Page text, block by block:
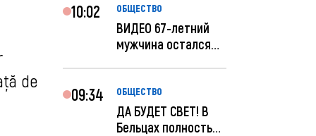
de
10:02 ОБЩЕСТВО
ВИДЕО 67-летний
мужчина остался
09:34 ОБЩЕСТВО
ДА БУДЕТ СВЕТ! В
Бельцах полностью